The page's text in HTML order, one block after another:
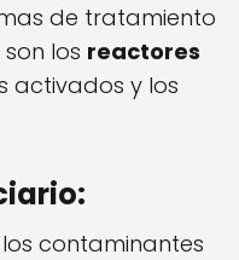
de tratamiento
los reactores
activados y los
contaminantes